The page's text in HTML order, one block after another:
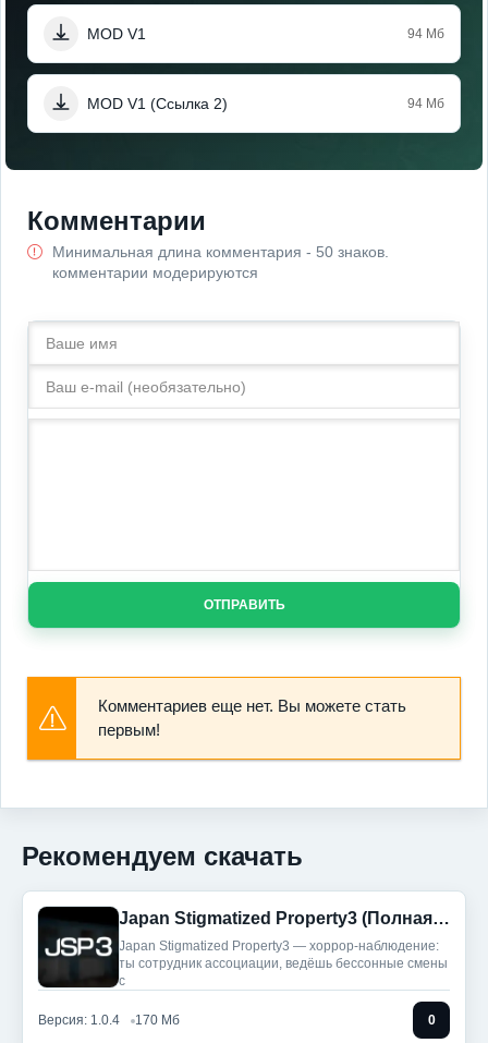
MOD V1 94 Мб
MOD V1 (Ссылка 2) 94 Мб
Комментарии
Минимальная длина комментария - 50 знаков.
комментарии модерируются
ОТПРАВИТЬ
Комментариев еще нет. Вы можете стать
первым!
Рекомендуем скачать
Japan Stigmatized Property3 (Полная версия)
Japan Stigmatized Property3 — хоррор-наблюдение:
ты сотрудник ассоциации, ведёшь бессонные смены
с
Версия: 1.0.4 170 Мб 0